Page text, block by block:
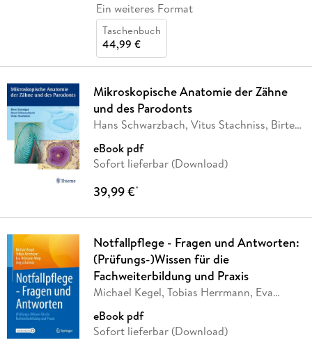
Ein weiteres Format
Taschenbuch
44,99 €
Mikroskopische Anatomie der Zähne
und des Parodonts
Hans Schwarzbach, Vitus Stachniss, Birte
eBook pdf
Sofort lieferbar (Download)
39,99 €*
Notfallpflege - Fragen und Antworten:
(Prüfungs-)Wissen für die
Fachweiterbildung und Praxis
Michael Kegel, Tobias Herrmann, Eva
eBook pdf
Sofort lieferbar (Download)